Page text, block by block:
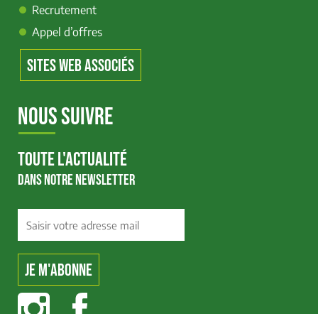
Recrutement
Appel d’offres
SITES WEB ASSOCIÉS
NOUS SUIVRE
TOUTE L'ACTUALITÉ
DANS NOTRE NEWSLETTER